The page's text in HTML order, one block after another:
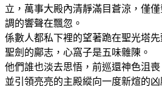
立，萬事大殿內清靜滿目蒼涼，僅
調的響聲在飄忽。
係數人都私下裡的望著跪在聖光塔
聖劍的鄺志，心窩子是五味雜陳。
他們誰也淡去思悟，前巡還神色沮
並引領亮亮的主殿縱向一度新煊的